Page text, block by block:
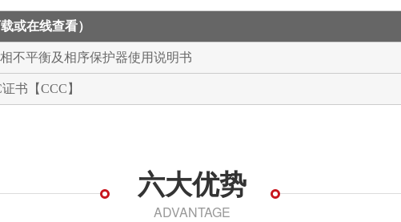
或在线查看）
不平衡及相序保护器使用说明书
书【CCC】
六大优势
ADVANTAGE